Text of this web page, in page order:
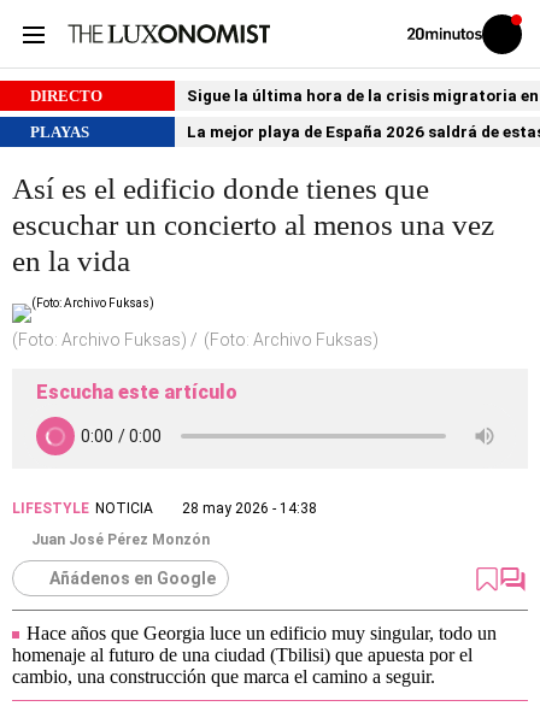
Volver
Iniciar
sesión
DIRECTO
Sigue la última hora de la crisis migratoria
PLAYAS
La mejor playa de España 2026 saldrá de
Así es el edificio donde tienes que
escuchar un concierto al menos una vez
en la vida
(Foto: Archivo Fuksas) (Foto: Archivo Fuksas)
Escucha este artículo
LIFESTYLE NOTICIA
28 may 2026 - 14:38
Juan José Pérez Monzón
Añádenos en Google
Hace años que Georgia luce un edificio muy singular, todo un
homenaje al futuro de una ciudad (Tbilisi) que apuesta por el
cambio, una construcción que marca el camino a seguir.